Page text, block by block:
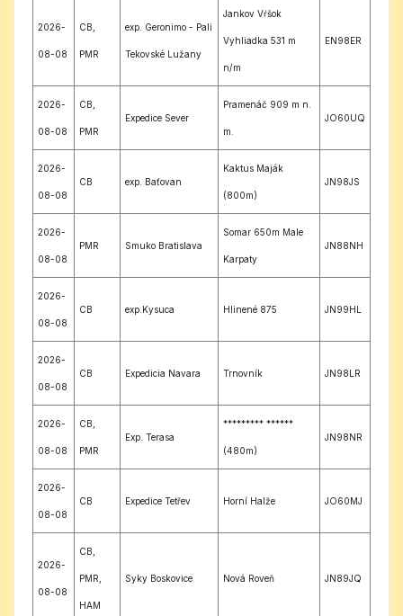
2026-
08-08
CB,
PMR
exp. Geronimo - Pali
Tekovské Lužany
Jankov Vŕšok
Vyhliadka 531 m
n/m
EN98ER
2026-
08-08
CB,
PMR
Expedice Sever
Pramenáč 909 m n.
m.
JO60UQ
2026-
08-08
CB exp. Baťovan
Kaktus Maják
(800m)
JN98JS
2026-
08-08
PMR Smuko Bratislava
Somar 650m Male
Karpaty
JN88NH
2026-
08-08
CB exp.Kysuca Hlinené 875 JN99HL
2026-
08-08
CB Expedicia Navara Trnovník JN98LR
2026-
08-08
CB,
PMR
Exp. Terasa
********* ******
(480m)
JN98NR
2026-
08-08
CB Expedice Tetřev Horní Halže JO60MJ
2026-
08-08
CB,
PMR,
HAM
Syky Boskovice Nová Roveň JN89JQ